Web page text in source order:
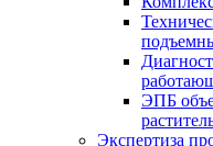
ЭПБ
Экспертиза